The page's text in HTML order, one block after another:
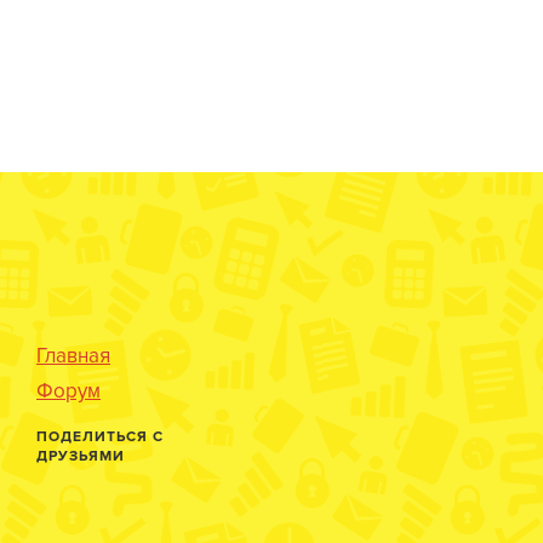
Главная
Форум
ПОДЕЛИТЬСЯ С
ДРУЗЬЯМИ